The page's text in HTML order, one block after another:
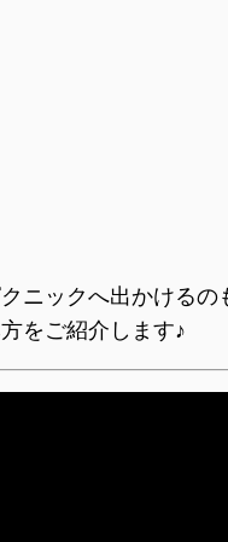
ニックへ出かけるの
をご紹介します♪